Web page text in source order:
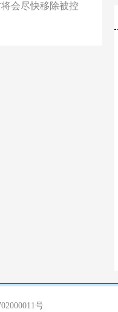
会尽快移除被控
号